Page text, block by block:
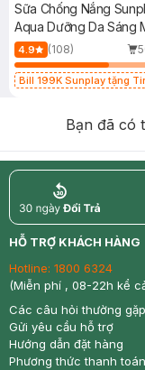
Sữa Chống Nắng
Aqua Dưỡng Da Sáng
4.9 (108)
Bill 199K Sunplay tặng
Bạn đã có
return
HỖ TRỢ KHÁCH HÀNG
Hotline: 1800 6324
(Miễn phí , 08-22h kể
Các câu hỏi thường gặp
Gửi yêu cầu hỗ trợ
Hướng dẫn đặt hàng
Phương thức thanh toán